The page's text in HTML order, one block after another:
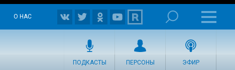
О НАС
ПОДКАСТЫ ПЕРСОНЫ ЭФИР